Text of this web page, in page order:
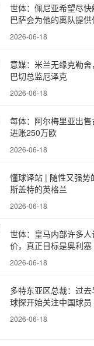
世体：佩尼亚希望尽快
巴萨会为他的离队提供
2026-06-18
意媒：米兰无缘克勒
巴切总监厄泽克
2026-06-18
每体：阿尔梅里亚出售
进账250万欧
2026-06-18
懂球译站 | 随性又强势
斯盖特的英格兰
2026-06-18
世体：皇马内部许多
价，真正目标是奥利塞
2026-06-18
多特东亚区总裁：过
球探开始关注中国球员
2026-06-18